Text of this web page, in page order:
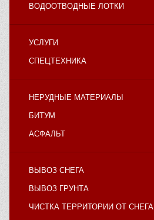
ВОДООТВОДНЫЕ ЛОТКИ
УСЛУГИ
СПЕЦТЕХНИКА
НЕРУДНЫЕ МАТЕРИАЛЫ
БИТУМ
АСФАЛЬТ
ВЫВОЗ СНЕГА
ВЫВОЗ ГРУНТА
ЧИСТКА ТЕРРИТОРИИ ОТ СНЕГА